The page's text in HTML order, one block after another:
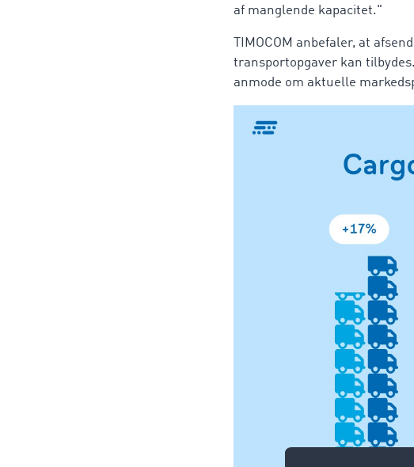
af manglende kapacitet."
TIMOCOM anbefaler, at
transportopgaver kan
anmode om aktuelle